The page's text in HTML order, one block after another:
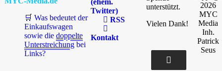
🛒 Was bedeutet der
Einkaufswagen
sowie die doppelte
Unterstreichung bei
Links?
(ehem.
Twitter)
RSS
Kontakt
unterstützt.
Vielen Dank!
2026
MYC
Media
Inh.
Patrick
Seus